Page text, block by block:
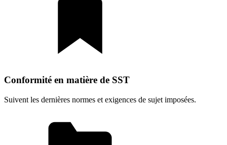
Conformité en matière de SST
Suivent les dernières normes et exigences de sujet imposées.